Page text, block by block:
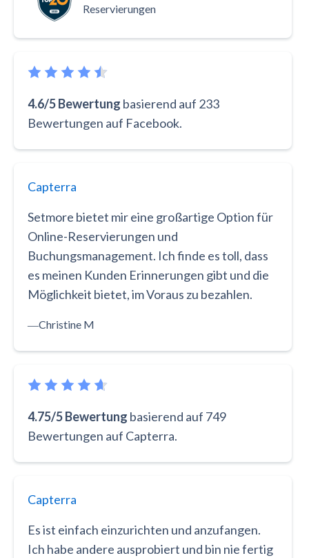
Reservierungen
4.6/5 Bewertung basierend auf 233
Bewertungen auf Facebook.
Capterra
Setmore bietet mir eine großartige Option für
Online-Reservierungen und
Buchungsmanagement. Ich finde es toll, dass
es meinen Kunden Erinnerungen gibt und die
Möglichkeit bietet, im Voraus zu bezahlen.
―Christine M
4.75/5 Bewertung basierend auf 749
Bewertungen auf Capterra.
Capterra
Es ist einfach einzurichten und anzufangen.
Ich habe andere ausprobiert und bin nie fertig